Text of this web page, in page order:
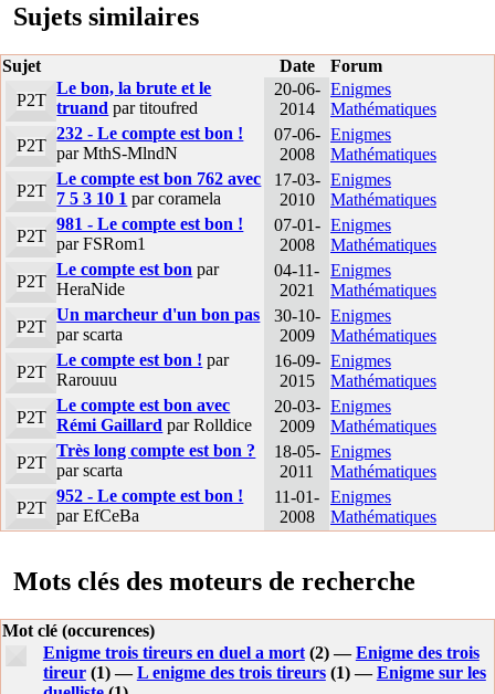
Sujets similaires
Sujet Date
Forum
P2T
Le bon, la brute et le
truand par titoufred
20-06-
2014
Enigmes
Mathématiques
P2T
232 - Le compte est bon !
par MthS-MlndN
07-06-
2008
Enigmes
Mathématiques
P2T
Le compte est bon 762 avec
7 5 3 10 1 par coramela
17-03-
2010
Enigmes
Mathématiques
P2T
981 - Le compte est bon !
par FSRom1
07-01-
2008
Enigmes
Mathématiques
P2T
Le compte est bon par
HeraNide
04-11-
2021
Enigmes
Mathématiques
P2T
Un marcheur d'un bon pas
par scarta
30-10-
2009
Enigmes
Mathématiques
P2T
Le compte est bon ! par
Rarouuu
16-09-
2015
Enigmes
Mathématiques
P2T
Le compte est bon avec
Rémi Gaillard par Rolldice
20-03-
2009
Enigmes
Mathématiques
P2T
Très long compte est bon ?
par scarta
18-05-
2011
Enigmes
Mathématiques
P2T
952 - Le compte est bon !
par EfCeBa
11-01-
2008
Enigmes
Mathématiques
Mots clés des moteurs de recherche
Mot clé (occurences)
Enigme trois tireurs en duel a mort(2) —Enigme des trois
tireur(1) —L enigme des trois tireurs(1) —Enigme sur les